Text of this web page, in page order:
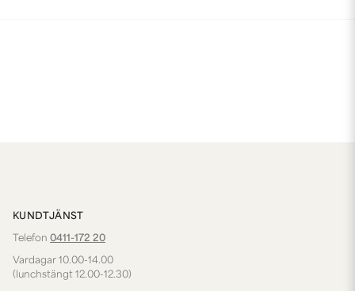
KUNDTJÄNST
Telefon 0411-172 20
Vardagar 10.00-14.00
(lunchstängt 12.00-12.30)